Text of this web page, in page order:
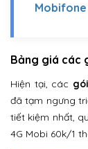
Bảng giá các
Hiện tại, các
đã tạm ngưng
tiết kiệm nhất,
4G Mobi 60k/1